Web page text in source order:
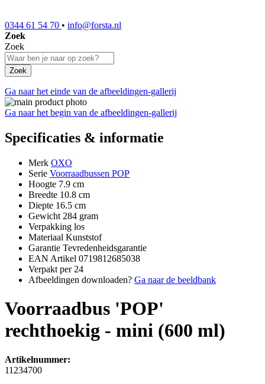
0344 61 54 70 • info@forsta.nl
Zoek
Zoek
Zoek
Ga naar het einde van de afbeeldingen-gallerij
Ga naar het begin van de afbeeldingen-gallerij
Specificaties & informatie
Merk OXO
Serie Voorraadbussen POP
Hoogte 7.9 cm
Breedte 10.8 cm
Diepte 16.5 cm
Gewicht 284 gram
Verpakking los
Materiaal Kunststof
Garantie Tevredenheidsgarantie
EAN Artikel 0719812685038
Verpakt per 24
Afbeeldingen downloaden? Ga naar de beeldbank
Voorraadbus 'POP'
rechthoekig - mini (600 ml)
Artikelnummer:
11234700